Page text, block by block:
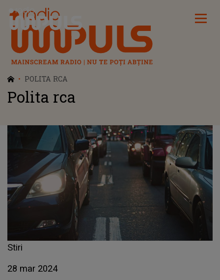
Radio Impuls
POLITA RCA
Polita rca
Stiri
28 mar 2024